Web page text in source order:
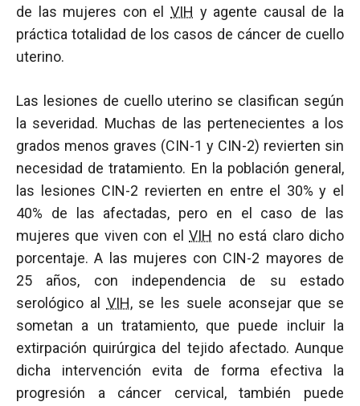
de las mujeres con el VIH y agente causal de la
práctica totalidad de los casos de cáncer de cuello
uterino.
Las lesiones de cuello uterino se clasifican según
la severidad. Muchas de las pertenecientes a los
grados menos graves (CIN-1 y CIN-2) revierten sin
necesidad de tratamiento. En la población general,
las lesiones CIN-2 revierten en entre el 30% y el
40% de las afectadas, pero en el caso de las
mujeres que viven con elVIH no está claro dicho
porcentaje. A las mujeres con CIN-2 mayores de
25 años, con independencia de su estado
serológico al VIH, se les suele aconsejar que se
sometan a un tratamiento, que puede incluir la
extirpación quirúrgica del tejido afectado. Aunque
dicha intervención evita de forma efectiva la
progresión a cáncer cervical, también puede